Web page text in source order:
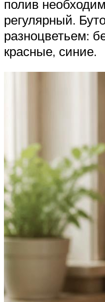
полив
регулярный.
разноцветьем:
красные, синие.